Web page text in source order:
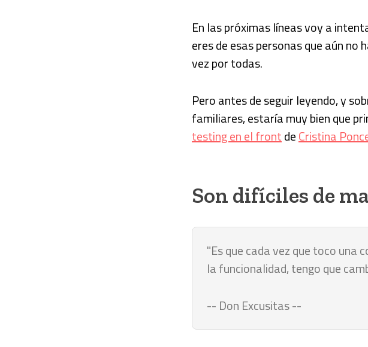
En las próximas líneas voy a
eres de esas personas que aún no
vez por todas.
Pero antes de seguir leyendo, y
familiares, estaría muy bien que
testing en el frontdeCristina
Son difíciles de
"Es que cada vez que toco una
la funcionalidad, tengo que
-- Don Excusitas --